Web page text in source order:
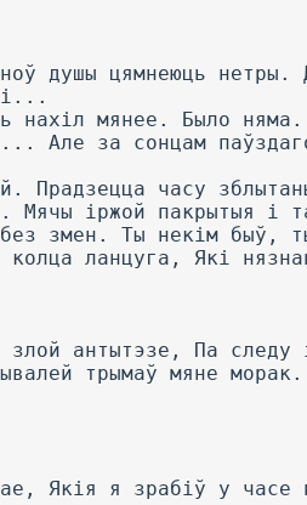
душы цямнеюць нетры.
нахіл мянее. Было
Але за сонцам
Прадзецца часу
Мячы іржой пакрытыя і
змен. Ты некім быў,
ланцуга, Які
антытэзе, Па следу
трымаў мяне
Якія я зрабіў у часе